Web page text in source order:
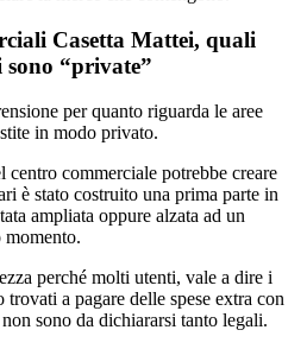
Casetta Mattei, quali
sono “private”
per quanto riguarda le aree
in modo privato.
centro commerciale potrebbe creare
è stato costruito una prima parte in
ampliata oppure alzata ad un
momento.
perché molti utenti, vale a dire i
a pagare delle spese extra con
sono da dichiararsi tanto legali.